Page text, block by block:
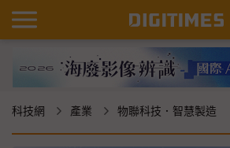
科技網 產業 物聯科技．智慧製造